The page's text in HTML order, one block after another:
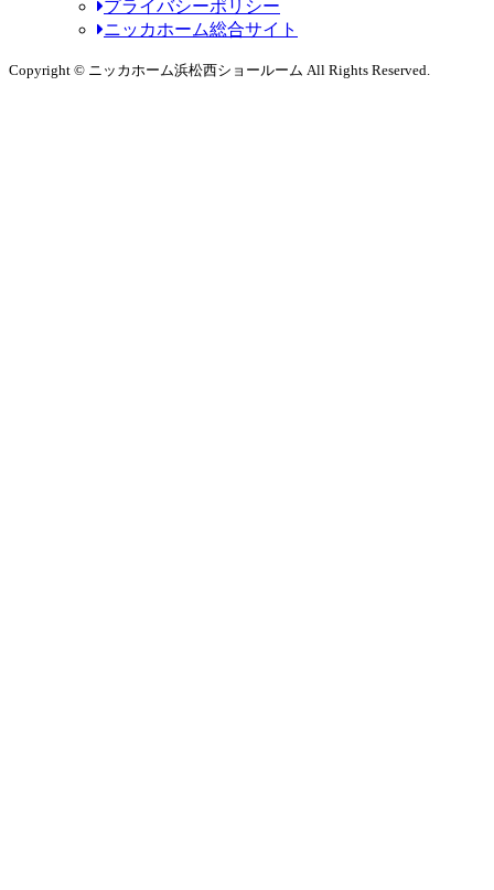
プライバシーポリシー
ニッカホーム総合サイト
Copyright © ニッカホーム浜松西ショールーム All Rights Reserved.